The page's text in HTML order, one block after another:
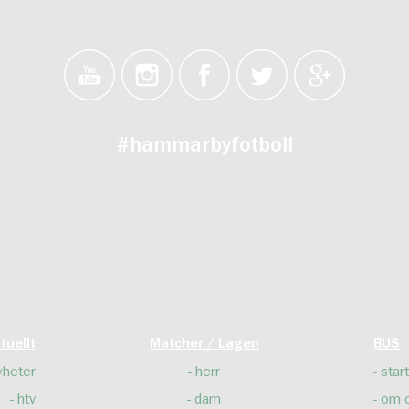
#hammarbyfotboll
htv
Matcher / Lagen
herr
dam
BUS
start
om